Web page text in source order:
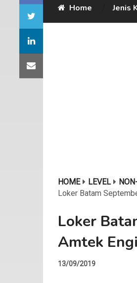
Home Jenis
HOME LEVEL
Loker Batam
Loker
Amtek
13/09/2019